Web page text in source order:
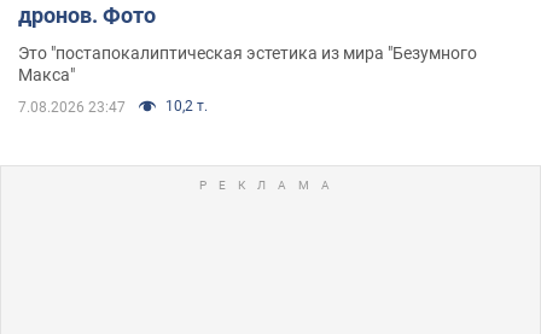
дронов. Фото
Это "постапокалиптическая эстетика из мира "Безумного
Макса"
7.08.2026 23:47 10,2 т.